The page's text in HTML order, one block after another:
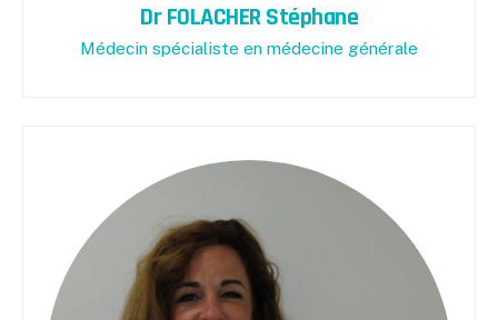
Dr FOLACHER Stéphane
Médecin spécialiste en médecine générale